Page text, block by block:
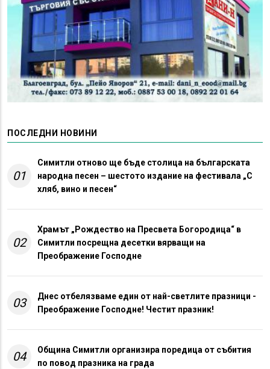
ПОСЛЕДНИ НОВИНИ
01
Симитли отново ще бъде столица на българската
народна песен – шестото издание на фестивала „С
хляб, вино и песен“
02
Храмът „Рождество на Пресвета Богородица“ в
Симитли посрещна десетки вярващи на
Преображение Господне
03
Днес отбелязваме един от най-светлите празници -
Преображение Господне! Честит празник!
04
Община Симитли организира поредица от събития
по повод празника на града